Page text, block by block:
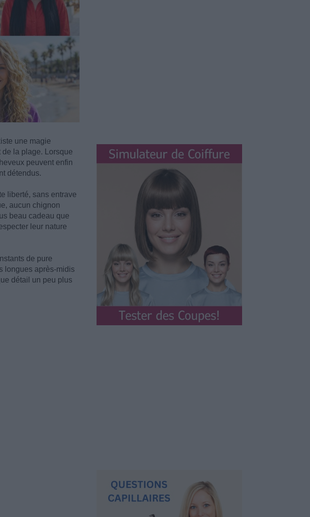
une magie
la plage. Lorsque
peuvent enfin
détendus.
liberté, sans entrave
aucun chignon
beau cadeau que
leur nature
de pure
longues après-midis
détail un peu plus